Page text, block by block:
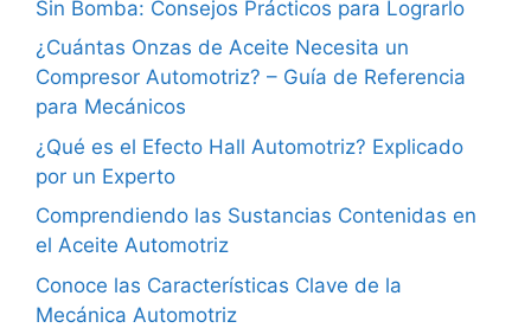
Sin Bomba: Consejos Prácticos para Lograrlo
¿Cuántas Onzas de Aceite Necesita un
Compresor Automotriz? – Guía de Referencia
para Mecánicos
¿Qué es el Efecto Hall Automotriz? Explicado
por un Experto
Comprendiendo las Sustancias Contenidas en
el Aceite Automotriz
Conoce las Características Clave de la
Mecánica Automotriz